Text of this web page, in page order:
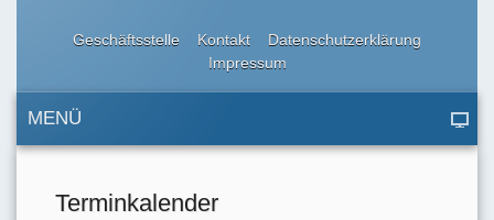
Geschäftsstelle Kontakt
Datenschutzerklärung
Impressum
MENÜ
Terminkalender